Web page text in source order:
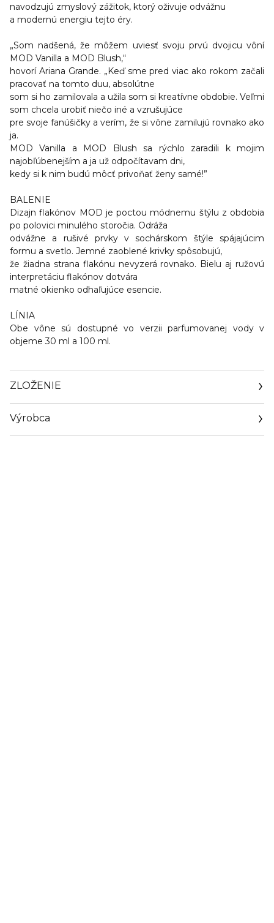
navodzujú zmyslový zážitok, ktorý oživuje odvážnu
a modernú energiu tejto éry.
„Som nadšená, že môžem uviesť svoju prvú dvojicu vôní
MOD Vanilla a MOD Blush,“
hovorí Ariana Grande. „Keď sme pred viac ako rokom začali
pracovať na tomto duu, absolútne
som si ho zamilovala a užila som si kreatívne obdobie. Veľmi
som chcela urobiť niečo iné a vzrušujúce
pre svoje fanúšičky a verím, že si vône zamilujú rovnako ako
ja.
MOD Vanilla a MOD Blush sa rýchlo zaradili k mojim
najobľúbenejším a ja už odpočítavam dni,
kedy si k nim budú môcť privoňať ženy samé!”
BALENIE
Dizajn flakónov MOD je poctou módnemu štýlu z obdobia
po polovici minulého storočia. Odráža
odvážne a rušivé prvky v sochárskom štýle spájajúcim
formu a svetlo. Jemné zaoblené krivky spôsobujú,
že žiadna strana flakónu nevyzerá rovnako. Bielu aj ružovú
interpretáciu flakónov dotvára
matné okienko odhaľujúce esencie.
LÍNIA
Obe vône sú dostupné vo verzii parfumovanej vody v
objeme 30 ml a 100 ml.
ZLOŽENIE
Výrobca